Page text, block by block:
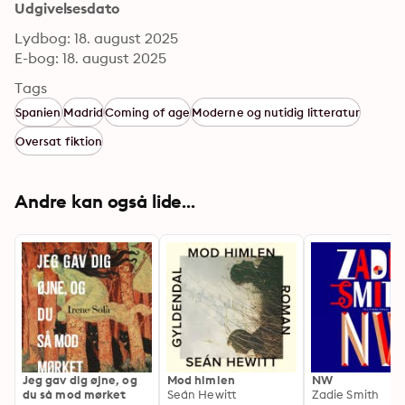
Udgivelsesdato
Lydbog: 18. august 2025
E-bog: 18. august 2025
Tags
SpanienMadridComing of ageModerne og nutidig litteratur
Oversat fiktion
Andre kan også lide...
Jeg gav dig øjne, og
du så mod mørket
Mod himlen
Seán Hewitt
NW
Zadie Smith